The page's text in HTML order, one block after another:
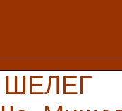
ШЕЛЕГ